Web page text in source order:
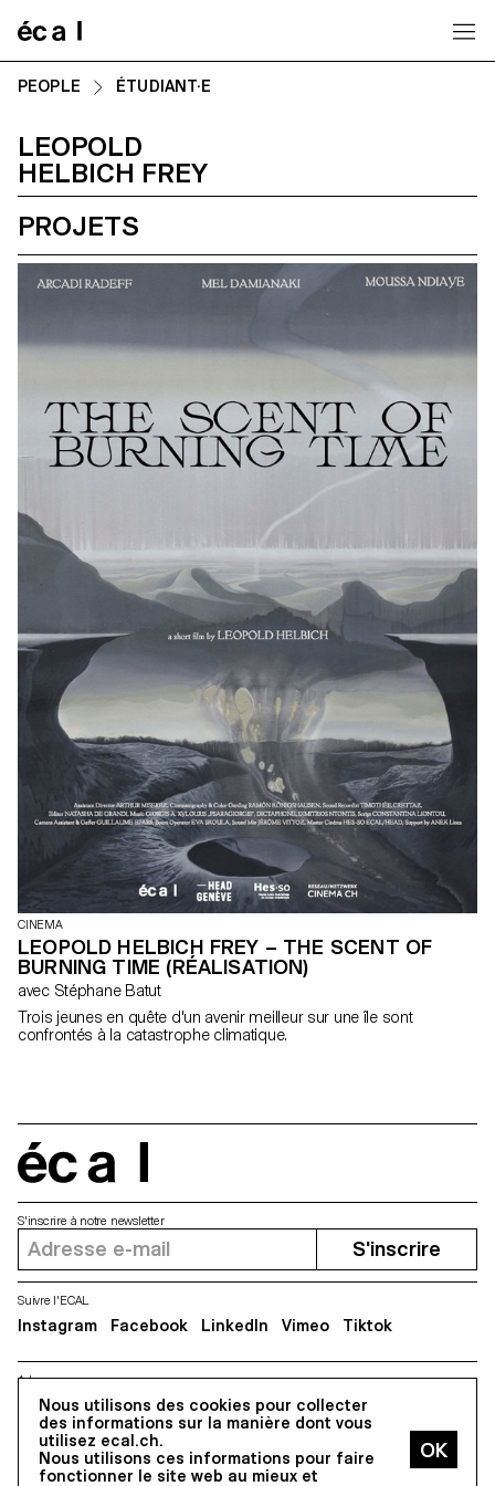
PEOPLE ÉTUDIANT·E
LEOPOLD
HELBICH FREY
PROJETS
CINEMA
LEOPOLD HELBICH FREY – THE SCENT OF
BURNING TIME (RÉALISATION)
avec Stéphane Batut
Trois jeunes en quête d'un avenir meilleur sur une île sont
confrontés à la catastrophe climatique.
Nous utilisons des cookies pour collecter
des informations sur la manière dont vous
utilisez ecal.ch.
Nous utilisons ces informations pour faire
fonctionner le site web au mieux et
Adresse
5, avenue du Temple, CH-1020 Renens
S'inscrire à notre newsletter
S'inscrire
Suivre l'ECAL
Instagram Facebook LinkedIn Vimeo Tiktok
Tous droits réservés @2026